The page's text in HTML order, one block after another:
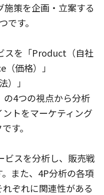
策を企画・立案する
です。
スを「Product（自社
価格）」
）」
4つの視点から分析
トをマーケティング
す。
ビスを分析し、販売戦
また、4P分析の各項
ぞれに関連性がある